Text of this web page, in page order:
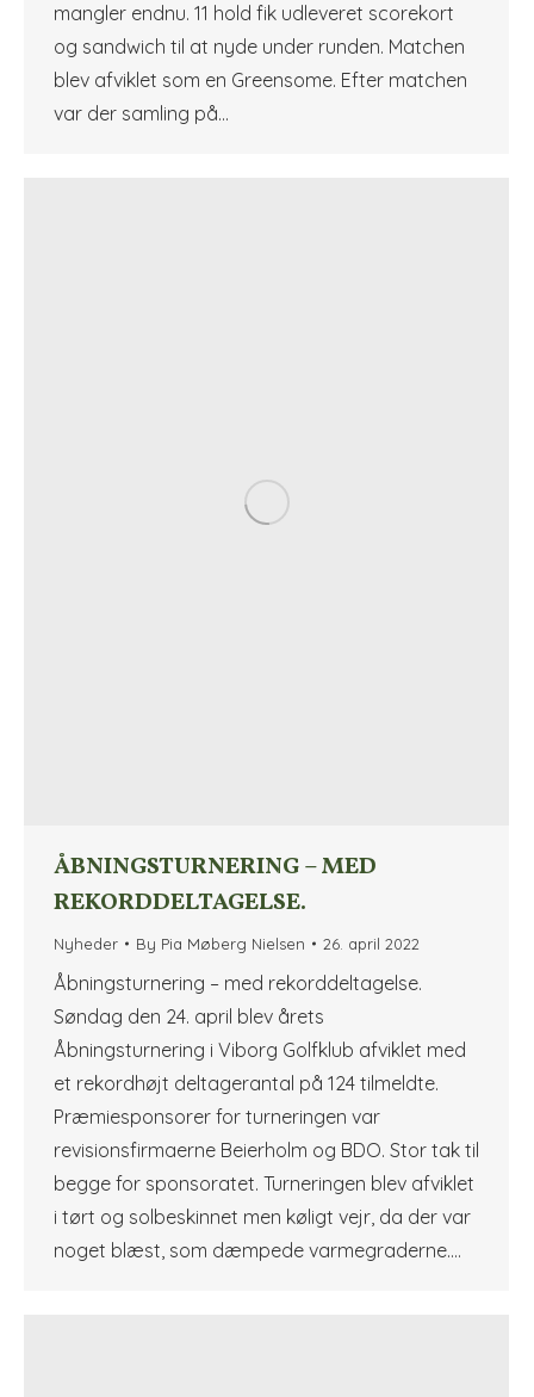
mangler endnu. 11 hold fik udleveret scorekort
og sandwich til at nyde under runden. Matchen
blev afviklet som en Greensome. Efter matchen
var der samling på…
ÅBNINGSTURNERING – MED
REKORDDELTAGELSE.
Nyheder By Pia Møberg Nielsen 26. april 2022
Åbningsturnering – med rekorddeltagelse.
Søndag den 24. april blev årets
Åbningsturnering i Viborg Golfklub afviklet med
et rekordhøjt deltagerantal på 124 tilmeldte.
Præmiesponsorer for turneringen var
revisionsfirmaerne Beierholm og BDO. Stor tak til
begge for sponsoratet. Turneringen blev afviklet
i tørt og solbeskinnet men køligt vejr, da der var
noget blæst, som dæmpede varmegraderne.…